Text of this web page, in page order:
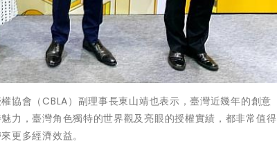
協會（CBLA）副理事長東山靖也表示，臺灣近幾年的創意
力，臺灣角色獨特的世界觀及亮眼的授權實績，都非常值得
更多經濟效益。